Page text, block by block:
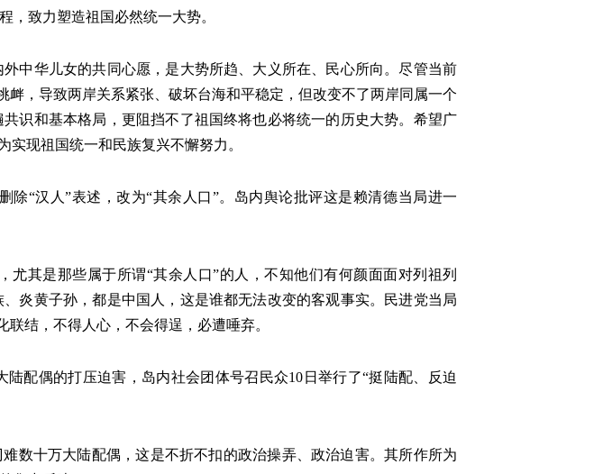
，致力塑造祖国必然统一大势。
中华儿女的共同心愿，是大势所趋、大义所在、民心所向。尽管当前
衅，导致两岸关系紧张、破坏台海和平稳定，但改变不了两岸同属一个
识和基本格局，更阻挡不了祖国终将也必将统一的历史大势。希望广
实现祖国统一和民族复兴不懈努力。
除“汉人”表述，改为“其余人口”。岛内舆论批评这是赖清德当局进一
其是那些属于所谓“其余人口”的人，不知他们有何颜面面对列祖列
炎黄子孙，都是中国人，这是谁都无法改变的客观事实。民进党当局
结，不得人心，不会得逞，必遭唾弃。
陆配偶的打压迫害，岛内社会团体号召民众10日举行了“挺陆配、反迫
数十万大陆配偶，这是不折不扣的政治操弄、政治迫害。其所作所为